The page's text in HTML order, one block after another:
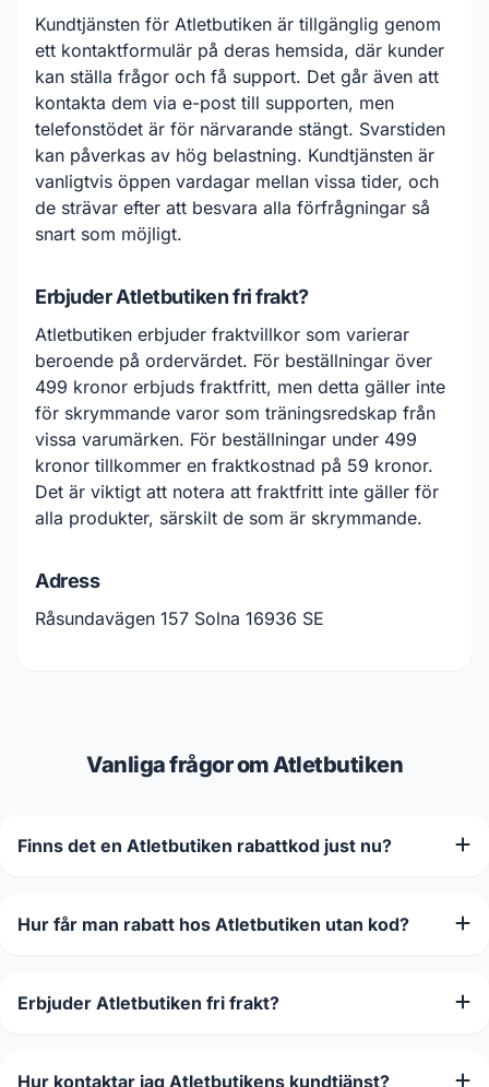
Kundtjänsten för Atletbutiken är tillgänglig genom
ett kontaktformulär på deras hemsida, där kunder
kan ställa frågor och få support. Det går även att
kontakta dem via e-post till supporten, men
telefonstödet är för närvarande stängt. Svarstiden
kan påverkas av hög belastning. Kundtjänsten är
vanligtvis öppen vardagar mellan vissa tider, och
de strävar efter att besvara alla förfrågningar så
snart som möjligt.
Erbjuder Atletbutiken fri frakt?
Atletbutiken erbjuder fraktvillkor som varierar
beroende på ordervärdet. För beställningar över
499 kronor erbjuds fraktfritt, men detta gäller inte
för skrymmande varor som träningsredskap från
vissa varumärken. För beställningar under 499
kronor tillkommer en fraktkostnad på 59 kronor.
Det är viktigt att notera att fraktfritt inte gäller för
alla produkter, särskilt de som är skrymmande.
Adress
Råsundavägen 157 Solna 16936 SE
Vanliga frågor om Atletbutiken
Finns det en Atletbutiken rabattkod just nu?
Hur får man rabatt hos Atletbutiken utan kod?
Erbjuder Atletbutiken fri frakt?
Hur kontaktar jag Atletbutikens kundtjänst?